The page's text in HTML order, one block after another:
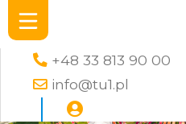
+48 33 813 90 00
info@tu1.pl